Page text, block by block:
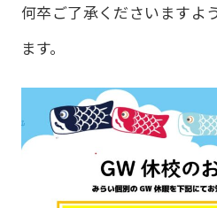
何卒ご了承くださいますよ
ます。